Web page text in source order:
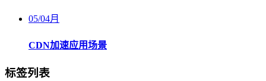
05/04月
CDN加速应用场景
标签列表